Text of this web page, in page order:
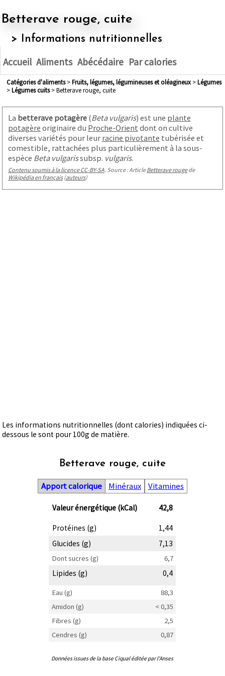
Betterave rouge, cuite
> Informations nutritionnelles
Accueil Aliments Abécédaire Par calories
Catégories d'aliments> fruits, légumes, légumineuses et oléagineux> légumes
> légumes cuits> Betterave rouge, cuite
La betterave potagère(Beta vulgaris) est une plante
potagère originaire du Proche-Orient dont on cultive
diverses variétés pour leur racine pivotante tubérisée et
comestible, rattachées plus particulièrement à la sous-
espèce Beta vulgarissubsp. vulgaris.
Contenu soumis à la licence CC-BY-SA. Source : ArticleBetterave rougede
Wikipédia en français(auteurs)
Les informations nutritionnelles (dont calories) indiquées ci-
dessous le sont pour 100g de matière.
Betterave rouge, cuite
Apport calorique Minéraux Vitamines
Valeur énergétique (kCal) 42,8
Protéines (g)
1,44
Glucides (g)
7,13
Dont sucres (g) 6,7
Lipides (g) 0,4
Eau (g)
88,3
Amidon (g)
< 0,35
Fibres (g)
2,5
Cendres (g)
0,87
Données issues de la base Ciqual éditée par l'Anses